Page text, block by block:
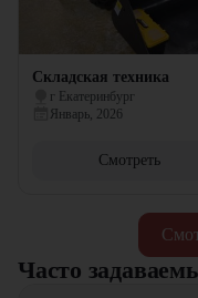
Складская техника
г Екатеринбург
Январь, 2026
Смотреть
Часто